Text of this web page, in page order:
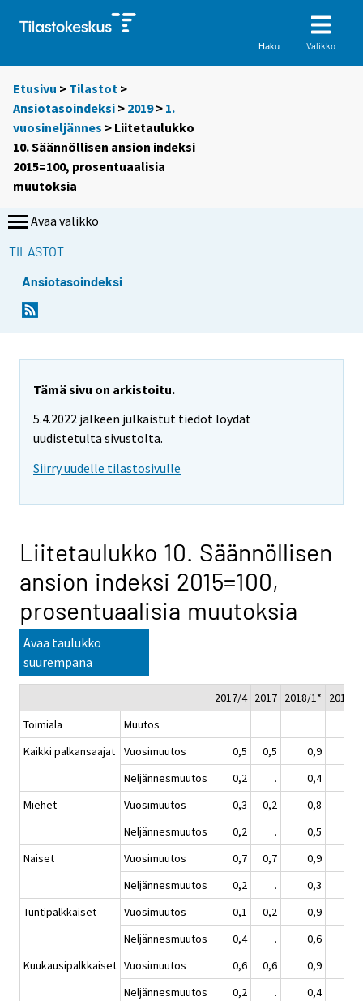
Haku Valikko
Etusivu > Tilastot >
Ansiotasoindeksi > 2019> 1.
vuosineljännes > Liitetaulukko
10. Säännöllisen ansion indeksi
2015=100, prosentuaalisia
muutoksia
Avaa valikko
TILASTOT
Ansiotasoindeksi
Tämä sivu on arkistoitu.
5.4.2022 jälkeen julkaistut tiedot löydät
uudistetulta sivustolta.
Siirry uudelle tilastosivulle
Liitetaulukko 10. Säännöllisen
ansion indeksi 2015=100,
prosentuaalisia muutoksia
Avaa taulukko
suurempana
2017/4 2017 2018/1*
2018/
Toimiala
Muutos
Kaikki palkansaajat
Vuosimuutos 0,5 0,5 0,9
Neljännesmuutos
0,2 . 0,4
Miehet
Vuosimuutos 0,3 0,2 0,8
Neljännesmuutos
0,2 . 0,5
Naiset
Vuosimuutos 0,7 0,7 0,9
Neljännesmuutos
0,2 . 0,3
Tuntipalkkaiset
Vuosimuutos 0,1 0,2 0,9
Neljännesmuutos
0,4 . 0,6
Kuukausipalkkaiset Vuosimuutos 0,6 0,6 0,9
Neljännesmuutos
0,2 . 0,4